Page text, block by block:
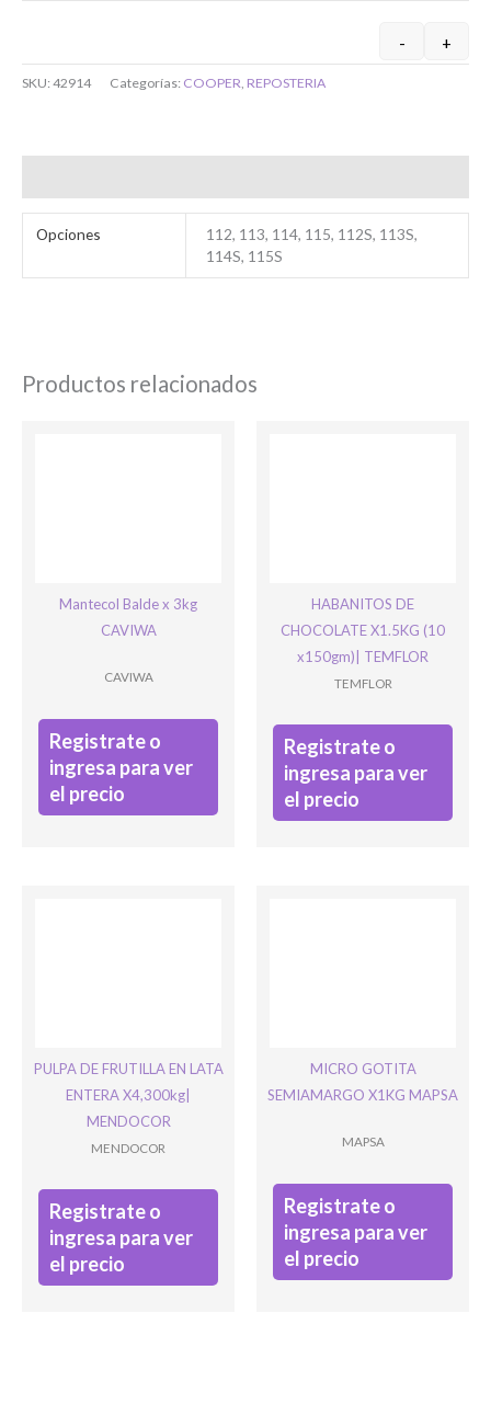
- +
SKU:42914 Categorías: COOPER, REPOSTERIA
Opciones
112, 113, 114, 115, 112S, 113S,
114S, 115S
Productos relacionados
Mantecol Balde x 3kg
CAVIWA
CAVIWA
Registrate o
ingresa para ver
el precio
HABANITOS DE
CHOCOLATE X1.5KG (10
x150gm)| TEMFLOR
TEMFLOR
Registrate o
ingresa para ver
el precio
PULPA DE FRUTILLA EN LATA
ENTERA X4,300kg|
MENDOCOR
MENDOCOR
Registrate o
ingresa para ver
el precio
MICRO GOTITA
SEMIAMARGO X1KG MAPSA
MAPSA
Registrate o
ingresa para ver
el precio
Email*
Este campo es un campo de validación y debe quedar sin
cambios.